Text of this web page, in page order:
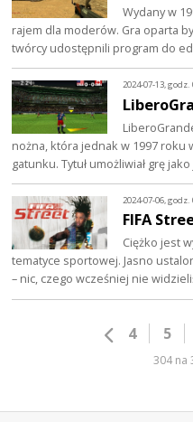
Wydany w
rajem dla moderów. Gra oparta
twórcy udostępnili program do
2024-07-13, godz.
nożna, która jednak w 1997 roku
gatunku. Tytuł umożliwiał grę
2024-07-06, godz.
FIFA
Ciężko jest
tematyce sportowej. Jasno
– nic, czego wcześniej nie
4 5
304 na